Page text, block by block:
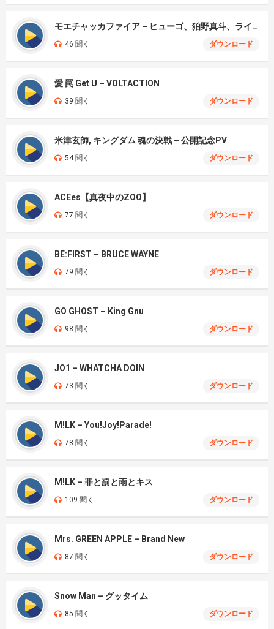
モエチャッカファイア – ヒューゴ、狛野真斗、ライト、セヴェリアン (Cover )
46 聞く ダウンロード
愛 罠 Get U – VOLTACTION
39 聞く ダウンロード
米津玄師, キングダム 魂の決戦 – 公開記念PV
54 聞く ダウンロード
ACEes【真夜中のZOO】
77 聞く ダウンロード
BE:FIRST – BRUCE WAYNE
79 聞く ダウンロード
GO GHOST – King Gnu
98 聞く ダウンロード
JO1 – WHATCHA DOIN
73 聞く ダウンロード
M!LK – You!Joy!Parade!
78 聞く ダウンロード
M!LK – 罪と罰と雨とキス
109 聞く ダウンロード
Mrs. GREEN APPLE – Brand New
87 聞く ダウンロード
Snow Man – グッタイム
85 聞く ダウンロード